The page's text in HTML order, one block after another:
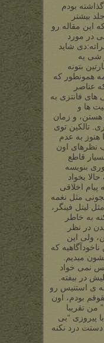
بودم
بیشتر
این مقاله رو
در مورد
شاید
شی یه
بتونه
همونطور که
عناصر
های فانتزی به
ها و
هستن، و زمان
تالکین توی
هنوز به عدم
نظرهای اون
قاطع
بنویسه
بخواد
پیام اخلاقی
مثل نغمه
لیتل فینگر،
به خاطر
در نظر
ولی این
که
میدیم.
نمی خواد
در بیفته.
ی استنیس رو
بودم، اون
من تقریبا
پیروزی “بی
دستت درد نکنه